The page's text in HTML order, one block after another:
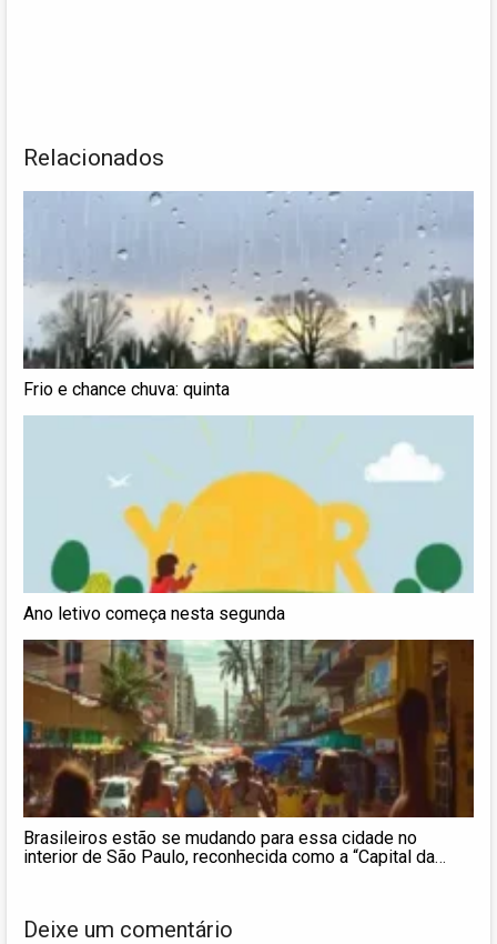
Relacionados
Frio e chance chuva: quinta
Ano letivo começa nesta segunda
Brasileiros estão se mudando para essa cidade no
interior de São Paulo, reconhecida como a “Capital da
Deixe um comentário